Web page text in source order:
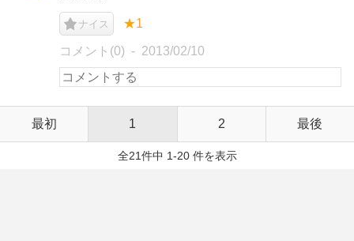
ナイス ★1
コメント(0) 2013/02/10
最初 1 2 最後
全21件中 1-20 件を表示